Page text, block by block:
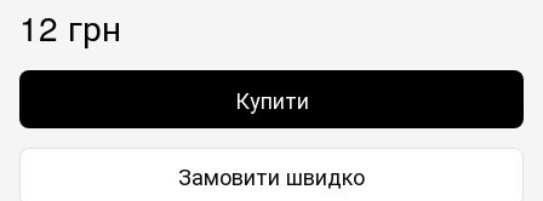
12 грн
Купити
Замовити швидко